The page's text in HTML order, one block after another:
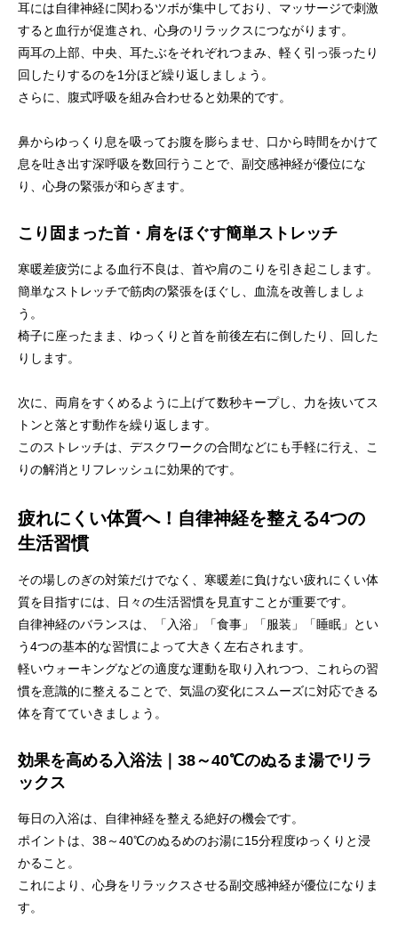
耳には自律神経に関わるツボが集中しており、マッサージで刺激
すると血行が促進され、心身のリラックスにつながります。
両耳の上部、中央、耳たぶをそれぞれつまみ、軽く引っ張ったり
回したりするのを1分ほど繰り返しましょう。
さらに、腹式呼吸を組み合わせると効果的です。
鼻からゆっくり息を吸ってお腹を膨らませ、口から時間をかけて
息を吐き出す深呼吸を数回行うことで、副交感神経が優位にな
り、心身の緊張が和らぎます。
こり固まった首・肩をほぐす簡単ストレッチ
寒暖差疲労による血行不良は、首や肩のこりを引き起こします。
簡単なストレッチで筋肉の緊張をほぐし、血流を改善しましょ
う。
椅子に座ったまま、ゆっくりと首を前後左右に倒したり、回した
りします。
次に、両肩をすくめるように上げて数秒キープし、力を抜いてス
トンと落とす動作を繰り返します。
このストレッチは、デスクワークの合間などにも手軽に行え、こ
りの解消とリフレッシュに効果的です。
疲れにくい体質へ！自律神経を整える4つの
生活習慣
その場しのぎの対策だけでなく、寒暖差に負けない疲れにくい体
質を目指すには、日々の生活習慣を見直すことが重要です。
自律神経のバランスは、「入浴」「食事」「服装」「睡眠」とい
う4つの基本的な習慣によって大きく左右されます。
軽いウォーキングなどの適度な運動を取り入れつつ、これらの習
慣を意識的に整えることで、気温の変化にスムーズに対応できる
体を育てていきましょう。
効果を高める入浴法｜38～40℃のぬるま湯でリラ
ックス
毎日の入浴は、自律神経を整える絶好の機会です。
ポイントは、38～40℃のぬるめのお湯に15分程度ゆっくりと浸
かること。
これにより、心身をリラックスさせる副交感神経が優位になりま
す。